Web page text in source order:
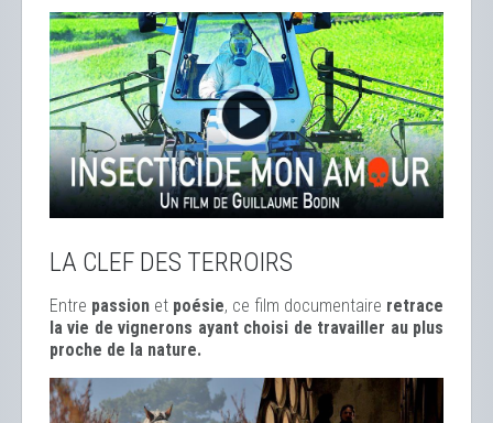
LA CLEF DES TERROIRS
Entre passion et poésie, ce film documentaire retrace
la vie de vignerons ayant choisi de travailler au plus
proche de la nature.